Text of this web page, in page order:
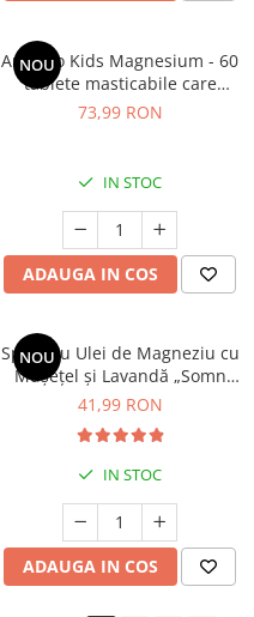
NOU
Aronino Kids Magnesium - 60
tablete masticabile care
sprijină energia, mușchii și
73,99 RON
IN STOC
ADAUGA IN COS
NOU
Spray cu Ulei de Magneziu cu
Mușețel și Lavandă „Somn
Liniștit”, 200 ml – Relaxare și
41,99 RON
IN STOC
ADAUGA IN COS